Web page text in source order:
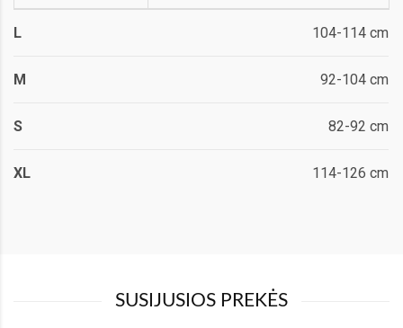
L 104-114 cm
M 92-104 cm
S 82-92 cm
XL 114-126 cm
SUSIJUSIOS PREKĖS